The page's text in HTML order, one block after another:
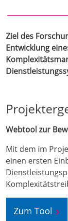
Ziel des
Entwicklung
Webtool zur
Mit dem im
einen ersten
Zum Tool